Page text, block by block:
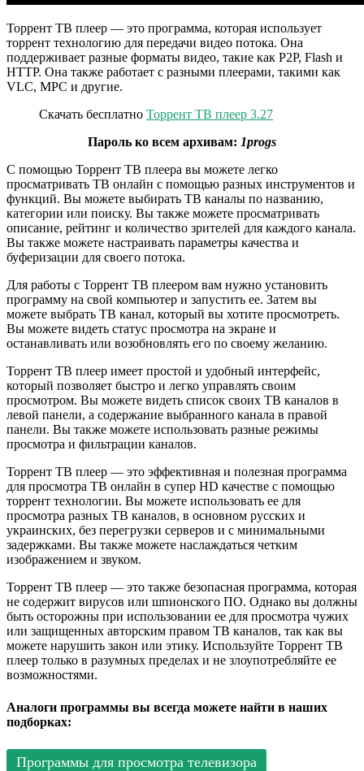
Торрент ТВ плеер — это программа, которая использует
торрент технологию для передачи видео потока. Она
поддерживает разные форматы видео, такие как P2P, Flash и
HTTP. Она также работает с разными плеерами, такими как
VLC, MPC и другие.
Скачать бесплатно Торрент ТВ плеер 3.27
Пароль ко всем архивам: 1progs
С помощью Торрент ТВ плеера вы можете легко
просматривать ТВ онлайн с помощью разных инструментов и
функций. Вы можете выбирать ТВ каналы по названию,
категории или поиску. Вы также можете просматривать
описание, рейтинг и количество зрителей для каждого канала.
Вы также можете настраивать параметры качества и
буферизации для своего потока.
Для работы с Торрент ТВ плеером вам нужно установить
программу на свой компьютер и запустить ее. Затем вы
можете выбрать ТВ канал, который вы хотите просмотреть.
Вы можете видеть статус просмотра на экране и
останавливать или возобновлять его по своему желанию.
Торрент ТВ плеер имеет простой и удобный интерфейс,
который позволяет быстро и легко управлять своим
просмотром. Вы можете видеть список своих ТВ каналов в
левой панели, а содержание выбранного канала в правой
панели. Вы также можете использовать разные режимы
просмотра и фильтрации каналов.
Торрент ТВ плеер — это эффективная и полезная программа
для просмотра ТВ онлайн в супер HD качестве с помощью
торрент технологии. Вы можете использовать ее для
просмотра разных ТВ каналов, в основном русских и
украинских, без перегрузки серверов и с минимальными
задержками. Вы также можете наслаждаться четким
изображением и звуком.
Торрент ТВ плеер — это также безопасная программа, которая
не содержит вирусов или шпионского ПО. Однако вы должны
быть осторожны при использовании ее для просмотра чужих
или защищенных авторским правом ТВ каналов, так как вы
можете нарушить закон или этику. Используйте Торрент ТВ
плеер только в разумных пределах и не злоупотребляйте ее
возможностями.
Аналоги программы вы всегда можете найти в наших
подборках:
Программы для просмотра телевизора